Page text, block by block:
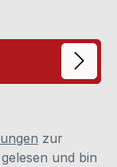
zur
gelesen und bin